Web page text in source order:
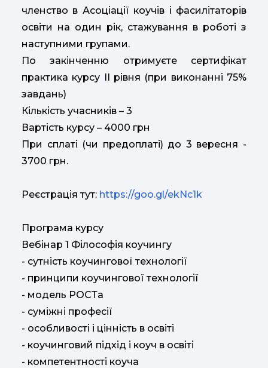
членство в Асоціації коучів і фасилітаторів
освіти на один рік, стажування в роботі з
наступними групами.
По закінченню отримуєте сертифікат
практика курсу ІІ рівня (при виконанні 75%
завдань)
Кількість учасників – 3
Вартість курсу – 4000 грн
При сплаті (чи предоплаті) до 3 вересня -
3700 грн.
Реєстрація тут: https://goo.gl/ekNc1k
Програма курсу
Вебінар 1 Філософія коучингу
- сутність коучингової технології
- принципи коучингової технології
- модель РОСТа
- суміжні професії
- особливості і цінність в освіті
- коучинговий підхід і коуч в освіті
- компетентності коуча